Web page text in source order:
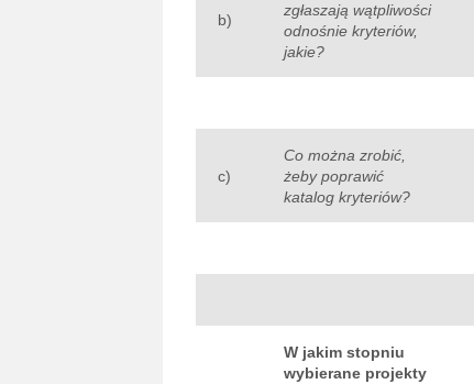
b)
zgłaszają wątpliwości
odnośnie kryteriów,
jakie?
c)
Co można zrobić,
żeby poprawić
katalog kryteriów?
W jakim stopniu
wybierane projekty